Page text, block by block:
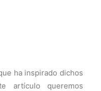
ha inspirado dichos
artículo queremos